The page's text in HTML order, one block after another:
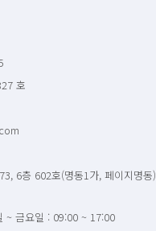
호
6층 602호(명동1가, 페이지명동)
~ 금요일 : 09:00 ~ 17:00